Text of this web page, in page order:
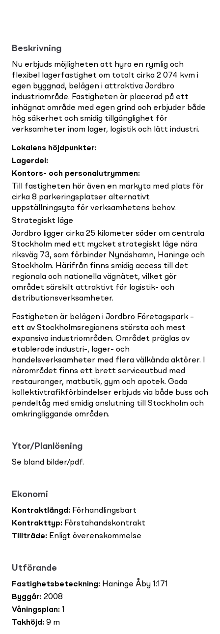
Beskrivning
Nu erbjuds möjligheten att hyra en rymlig och
flexibel lagerfastighet om totalt cirka 2 074 kvm i
egen byggnad, belägen i attraktiva Jordbro
industriområde. Fastigheten är placerad på ett
inhägnat område med egen grind och erbjuder både
hög säkerhet och smidig tillgänglighet för
verksamheter inom lager, logistik och lätt industri.
Lokalens höjdpunkter:
Lagerdel :
Kontors- och personalutrymmen:
Till fastigheten hör även en markyta med plats för
cirka 8 parkeringsplatser alternativt
uppställningsyta för verksamhetens behov.
Strategiskt läge
Jordbro ligger cirka 25 kilometer söder om centrala
Stockholm med ett mycket strategiskt läge nära
riksväg 73, som förbinder Nynäshamn, Haninge och
Stockholm. Härifrån finns smidig access till det
regionala och nationella vägnätet, vilket gör
området särskilt attraktivt för logistik- och
distributionsverksamheter.
Fastigheten är belägen i Jordbro Företagspark –
ett av Stockholmsregionens största och mest
expansiva industriområden. Området präglas av
etablerade industri-, lager- och
handelsverksamheter med flera välkända aktörer. I
närområdet finns ett brett serviceutbud med
restauranger, matbutik, gym och apotek. Goda
kollektivtrafikförbindelser erbjuds via både buss och
pendeltåg med smidig anslutning till Stockholm och
omkringliggande områden.
Ytor/Planlösning
Se bland bilder/pdf.
Ekonomi
Kontraktlängd : Förhandlingsbart
Kontrakttyp: Förstahandskontrakt
Tillträde: Enligt överenskommelse
Utförande
Fastighetsbeteckning: Haninge Åby 1:171
Byggår: 2008
Våningsplan: 1
Takhöjd : 9 m